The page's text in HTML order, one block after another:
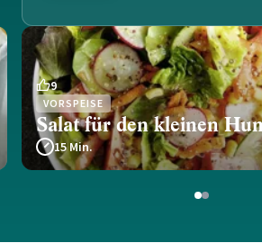
9
VORSPEISE
Salat für den kleinen
15 Min.
12